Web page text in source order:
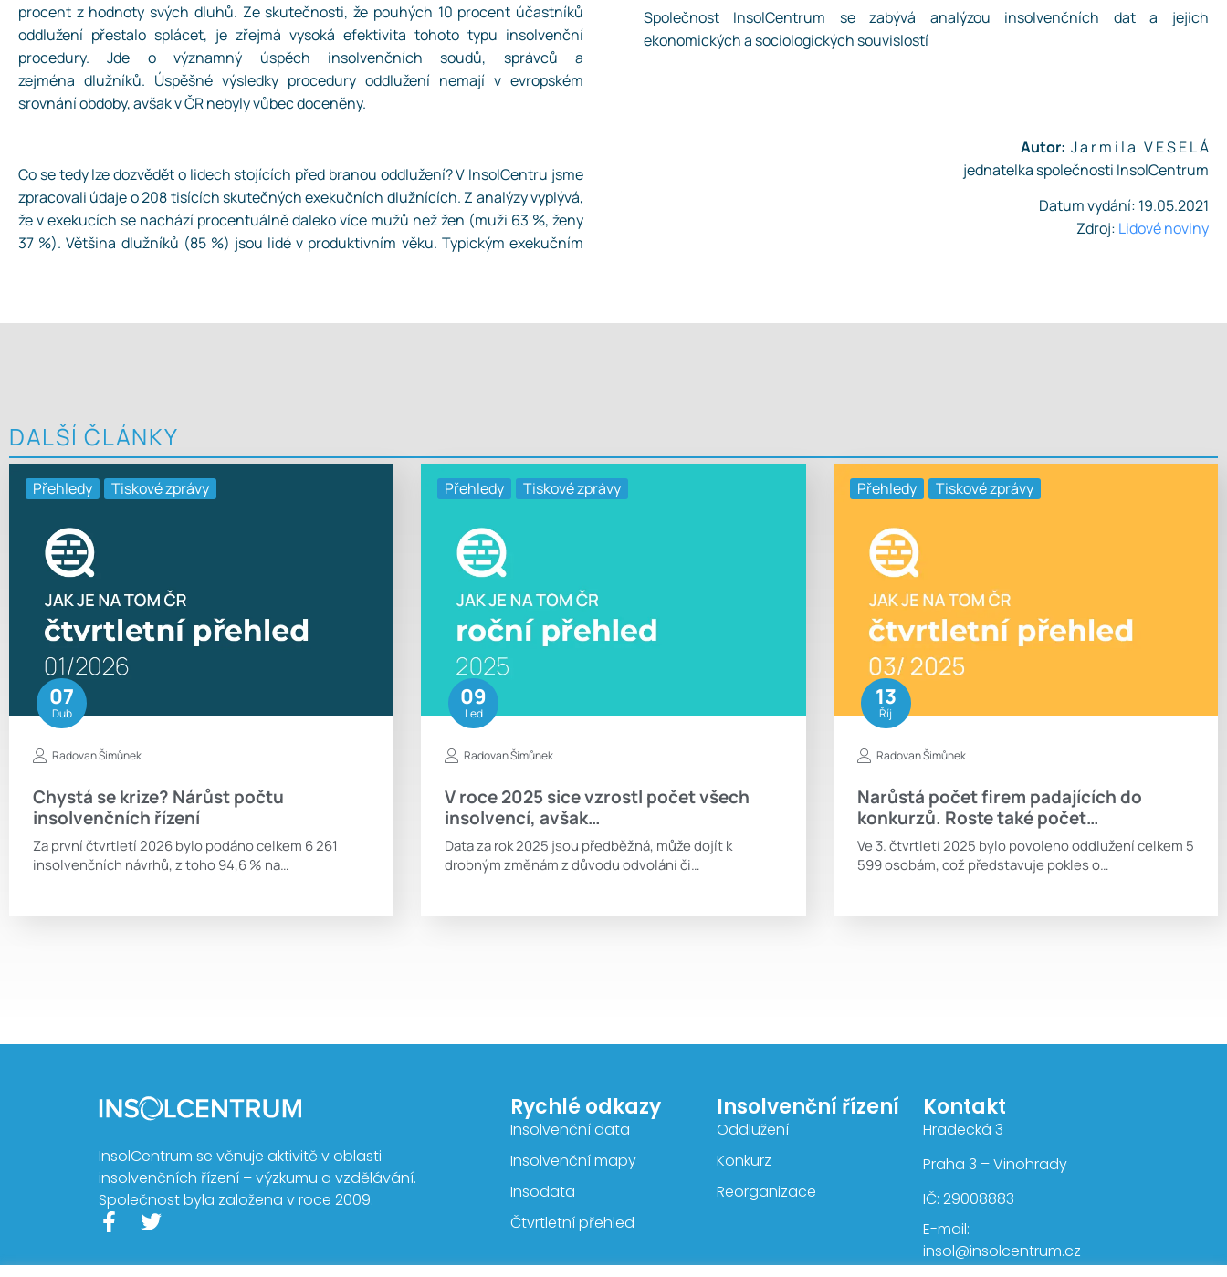
procent z hodnoty svých dluhů. Ze skutečnosti, že pouhých 10 procent účastníků
oddlužení přestalo splácet, je zřejmá vysoká efektivita tohoto typu insolvenční
procedury. Jde o významný úspěch insolvenčních soudů, správců a
zejména dlužníků. Úspěšné výsledky procedury oddlužení nemají v evropském
srovnání obdoby, avšak v ČR nebyly vůbec doceněny.
Co se tedy lze dozvědět o lidech stojících před branou oddlužení? V InsolCentru jsme
zpracovali údaje o 208 tisících skutečných exekučních dlužnících. Z analýzy vyplývá,
že v exekucích se nachází procentuálně daleko více mužů než žen (muži 63 %, ženy
37 %). Většina dlužníků (85 %) jsou lidé v produktivním věku. Typickým exekučním
Společnost InsolCentrum se zabývá analýzou insolvenčních dat a jejich
ekonomických a sociologických souvislostí
Autor: J a r m i l a V E S E L Á
jednatelka společnosti InsolCentrum
Datum vydání: 19.05.2021
Zdroj: Lidové noviny
DALŠÍ ČLÁNKY
07
Dub
Přehledy Tiskové zprávy
Radovan Šimůnek
Chystá se krize? Nárůst počtu
insolvenčních řízení
Za první čtvrtletí 2026 bylo podáno celkem 6 261
insolvenčních návrhů, z toho 94,6 % na…
09
Led
Přehledy Tiskové zprávy
Radovan Šimůnek
V roce 2025 sice vzrostl počet všech
insolvencí, avšak…
Data za rok 2025 jsou předběžná, může dojít k
drobným změnám z důvodu odvolání či…
13
Říj
Přehledy Tiskové zprávy
Radovan Šimůnek
Narůstá počet firem padajících do
konkurzů. Roste také počet…
Ve 3. čtvrtletí 2025 bylo povoleno oddlužení celkem 5
599 osobám, což představuje pokles o…
InsolCentrum se věnuje aktivitě v oblasti
insolvenčních řízení – výzkumu a vzdělávání.
Společnost byla založena v roce 2009.
Rychlé odkazy
Insolvenční data
Insolvenční mapy
Insodata
Čtvrtletní přehled
Insolvenční řízení
Oddlužení
Konkurz
Reorganizace
Kontakt
Hradecká 3
Praha 3 – Vinohrady
IČ: 29008883
E-mail:
insol@insolcentrum.cz